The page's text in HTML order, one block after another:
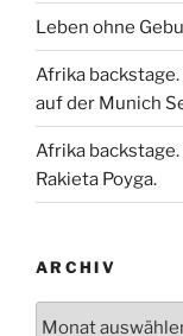
Leben ohne
Afrika
auf der Munich
Afrika
Rakieta Poyga.
ARCHIV